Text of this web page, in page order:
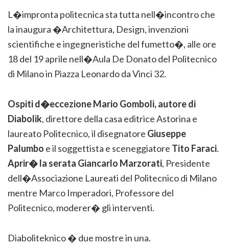
L�impronta politecnica sta tutta nell�incontro che
la inaugura �Architettura, Design, invenzioni
scientifiche e ingegneristiche del fumetto�, alle ore
18 del 19 aprile nell�Aula De Donato del Politecnico
di Milano in Piazza Leonardo da Vinci 32.
Ospiti d�eccezione Mario Gomboli, autore di
Diabolik, direttore della casa editrice Astorina e
laureato Politecnico, il disegnatore Giuseppe
Palumbo e il soggettista e sceneggiatore Tito Faraci.
Aprir� la serata Giancarlo Marzorati, Presidente
dell�Associazione Laureati del Politecnico di Milano
mentre Marco Imperadori, Professore del
Politecnico, moderer� gli interventi.
Diaboliteknico � due mostre in una.